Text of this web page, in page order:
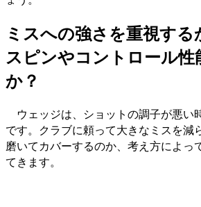
ミスへの強さを重視する
スピンやコントロール性
か？
ウェッジは、ショットの調子が悪い
です。クラブに頼って大きなミスを減
磨いてカバーするのか、考え方によっ
てきます。